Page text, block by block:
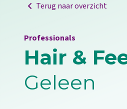
Terug naar overzicht
Professionals
Hair &
Geleen